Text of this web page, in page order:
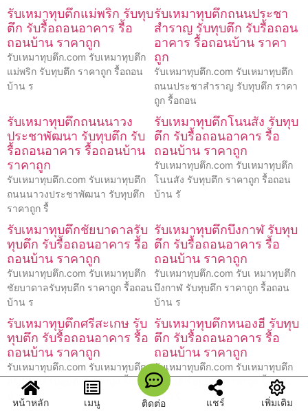
รับเหมาทุบตึกแม่พริก รับทุบ
ตึก รับรื้อถอนอาคาร รื้อ
ถอนบ้าน ราคาถูก
รับเหมาทุบตึก.com รับเหมาทุบตึก
แม่พริก รับทุบตึก ราคาถูก รื้อถอน
บ้าน ร
รับเหมาทุบตึกถนนประชา
สำราญ รับทุบตึก รับรื้อถอน
อาคาร รื้อถอนบ้าน ราคา
ถูก
รับเหมาทุบตึก.com รับเหมาทุบตึก
ถนนประชาสำราญ รับทุบตึก ราคา
ถูก รื้อถอน
รับเหมาทุบตึกถนนนาวง
ประชาพัฒนา รับทุบตึก รับ
รื้อถอนอาคาร รื้อถอนบ้าน
ราคาถูก
รับเหมาทุบตึก.com รับเหมาทุบตึก
ถนนนาวงประชาพัฒนา รับทุบตึก
ราคาถูก รื้
รับเหมาทุบตึกโนนสัง รับทุบ
ตึก รับรื้อถอนอาคาร รื้อ
ถอนบ้าน ราคาถูก
รับเหมาทุบตึก.com รับเหมาทุบตึก
โนนสัง รับทุบตึก ราคาถูก รื้อถอน
บ้าน รั
รับเหมาทุบตึกชัยบาดาลรับ
ทุบตึก รับรื้อถอนอาคาร รื้อ
ถอนบ้าน ราคาถูก
รับเหมาทุบตึก.com รับเหมาทุบตึก
ชัยบาดาลรับทุบตึก ราคาถูก รื้อถอน
บ้าน ร
รับเหมาทุบตึกบึงกาฬ รับทุบ
ตึก รับรื้อถอนอาคาร รื้อ
ถอนบ้าน ราคาถูก
รับเหมาทุบตึก.com รับเ หมาทุบตึก
บึงกาฬ รับทุบตึก ราคาถูก รื้อถอน
บ้าน ร
รับเหมาทุบตึกศรีสะเกษ รับ
ทุบตึก รับรื้อถอนอาคาร รื้อ
ถอนบ้าน ราคาถูก
รับเหมาทุบตึก.com รับเหมาทุบตึก
ศรีสะเกษ รับทุบตึก ราคาถูก รื้อถอน
บ้าน
รับเหมาทุบตึกหนองฮี รับทุบ
ตึก รับรื้อถอนอาคาร รื้อ
ถอนบ้าน ราคาถูก
รับเหมาทุบตึก.com รับเหมาทุบตึก
หนองฮี รับทุบตึก ราคาถูก รื้อถอน
บ้าน รั
หน้าหลัก เมนู ติดต่อ แชร์ เพิ่มเติม